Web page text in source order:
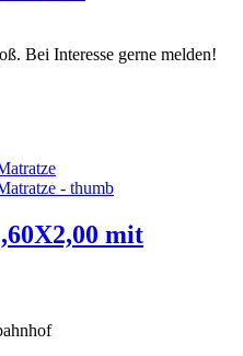
Bei Interesse gerne melden!
mit